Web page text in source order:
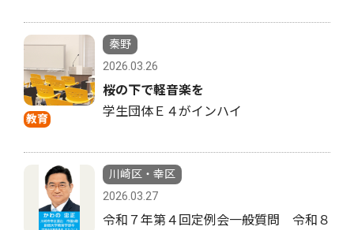
教育
秦野
2026.03.26
桜の下で軽音楽を
学生団体Ｅ４がインハイ
川崎区・幸区
2026.03.27
令和７年第４回定例会一般質問 令和８